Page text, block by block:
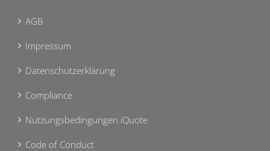
AGB
Impressum
Datenschutzerklärung
Compliance
Nutzungsbedingungen iQuote
Code of Conduct